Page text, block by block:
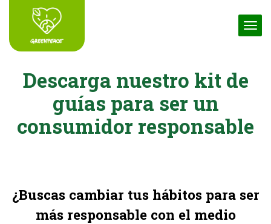
Descarga nuestro kit de
guías para ser un
consumidor responsable
¿Buscas cambiar tus hábitos para ser
más responsable con el medio